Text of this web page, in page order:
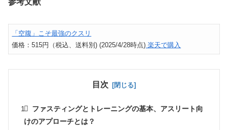
参考文献
「空腹」こそ最強のクスリ
価格：515円（税込、送料別) (2025/4/28時点) 楽天で購入
目次
ファスティングとトレーニングの基本、アスリート向
けのアプローチとは？